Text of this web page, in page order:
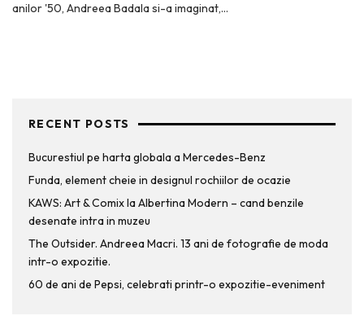
anilor '50, Andreea Badala si-a imaginat,...
RECENT POSTS
Bucurestiul pe harta globala a Mercedes-Benz
Funda, element cheie in designul rochiilor de ocazie
KAWS: Art & Comix la Albertina Modern – cand benzile
desenate intra in muzeu
The Outsider. Andreea Macri. 13 ani de fotografie de moda
intr-o expozitie.
60 de ani de Pepsi, celebrati printr-o expozitie-eveniment